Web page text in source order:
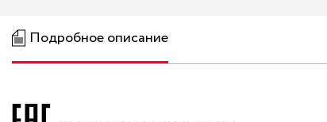
Подробное описание